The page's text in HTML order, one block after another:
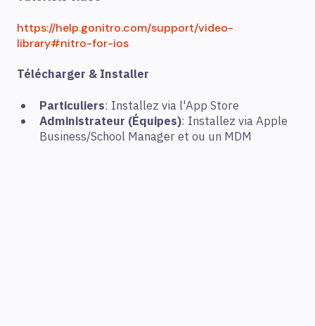
https://help.gonitro.com/support/video-
library#nitro-for-ios
Télécharger & Installer
Particuliers: Installez via l'App Store
Administrateur (Équipes): Installez via Apple
Business/School Manager et ou un MDM